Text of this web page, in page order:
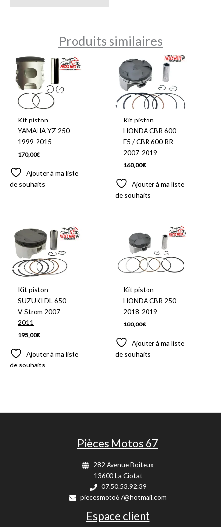
Produits similaires
Kit piston
YAMAHA YZ 250
1999-2015
170,00€
Ajouter à ma liste
de souhaits
Kit piston
HONDA CBR 600
F5 / CBR 600 RR
2007-2019
160,00€
Ajouter à ma liste
de souhaits
Kit piston
SUZUKI DL 650
V-Strom 2007-
2011
195,00€
Ajouter à ma liste
de souhaits
Kit piston
HONDA CBR 250
2018-2019
180,00€
Ajouter à ma liste
de souhaits
Pièces Motos 67
282 Avenue Boiteux
13600 La Ciotat
07.50.53.92.39
piecesmoto67@hotmail.com
Espace client